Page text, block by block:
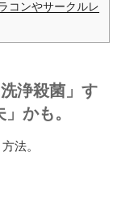
コンやサークルレ
浄殺菌」す
かも。
法。